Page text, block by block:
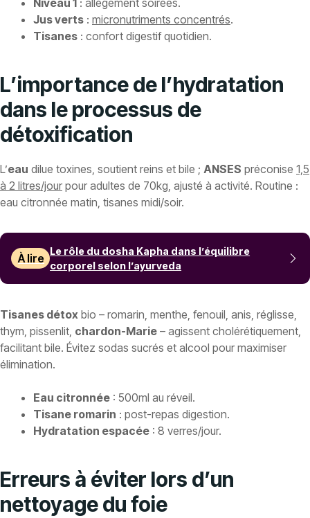
Niveau 1 : allègement soirées.
Jus verts : micronutriments concentrés.
Tisanes : confort digestif quotidien.
L’importance de l’hydratation
dans le processus de
détoxification
L’eau dilue toxines, soutient reins et bile ; ANSES préconise 1,5
à 2 litres/jour pour adultes de 70kg, ajusté à activité. Routine :
eau citronnée matin, tisanes midi/soir.
À lire
Le rôle du dosha Kapha dans l’équilibre
corporel selon l’ayurveda
Tisanes détox bio – romarin, menthe, fenouil, anis, réglisse,
thym, pissenlit, chardon-Marie – agissent cholérétiquement,
facilitant bile. Évitez sodas sucrés et alcool pour maximiser
élimination.
Eau citronnée : 500ml au réveil.
Tisane romarin : post-repas digestion.
Hydratation espacée : 8 verres/jour.
Erreurs à éviter lors d’un
nettoyage du foie